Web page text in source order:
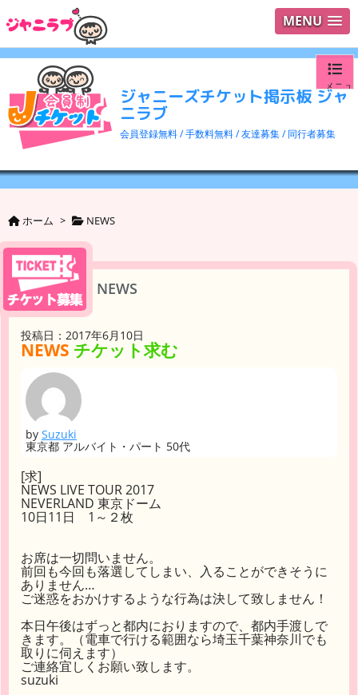
MENU
ジャニーズチケット掲示板 ジャ
ニラブ
会員登録無料 / 手数料無料 / 友達募集 / 同行者募集
メニュ
ログイ
ユーザ
ホーム > NEWS
NEWS
投稿日：2017年6月10日
NEWS チケット求む
by Suzuki
東京都 アルバイト・パート 50代
[求]
NEWS LIVE TOUR 2017
NEVERLAND 東京ドーム
10日11日 1～２枚
お席は一切問いません。
前回も今回も落選してしまい、入ることができそうに
ありません…
ご迷惑をおかけするような行為は決して致しません！
本日午後はずっと都内におりますので、都内手渡しで
きます。（電車で行ける範囲なら埼玉千葉神奈川でも
取りに伺えます）
ご連絡宜しくお願い致します。
suzuki